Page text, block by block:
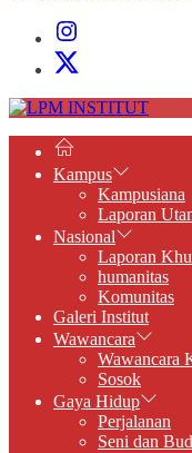
Instagram
Institut
X
Institut
LPM
Kampus
Kampusiana
Laporan
Nasional
Laporan
humanitas
Komunitas
Galeri Institut
Wawancara
Wawancara
Sosok
Gaya Hidup
Perjalanan
Seni dan